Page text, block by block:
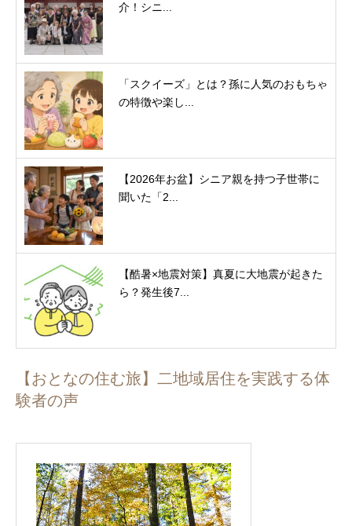
介！シニ...
「スクイーズ」とは？孫に人気のおもちゃ
の特徴や楽し...
【2026年お盆】シニア親を持つ子世帯に
聞いた「2...
【酷暑×地震対策】真夏に大地震が起きた
ら？発生後7...
【おとなの住む旅】二地域居住を実践する体
験者の声